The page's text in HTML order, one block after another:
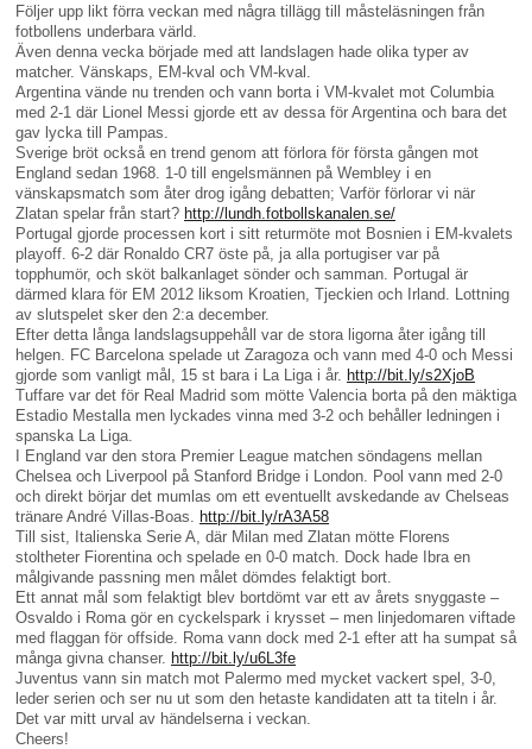
Följer upp likt förra veckan med några tillägg till måsteläsningen från
fotbollens underbara värld.
Även denna vecka började med att landslagen hade olika typer av
matcher. Vänskaps, EM-kval och VM-kval.
Argentina vände nu trenden och vann borta i VM-kvalet mot Columbia
med 2-1 där Lionel Messi gjorde ett av dessa för Argentina och bara det
gav lycka till Pampas.
Sverige bröt också en trend genom att förlora för första gången mot
England sedan 1968. 1-0 till engelsmännen på Wembley i en
vänskapsmatch som åter drog igång debatten; Varför förlorar vi när
Zlatan spelar från start? http://lundh.fotbollskanalen.se/
Portugal gjorde processen kort i sitt returmöte mot Bosnien i EM-kvalets
playoff. 6-2 där Ronaldo CR7 öste på, ja alla portugiser var på
topphumör, och sköt balkanlaget sönder och samman. Portugal är
därmed klara för EM 2012 liksom Kroatien, Tjeckien och Irland. Lottning
av slutspelet sker den 2:a december.
Efter detta långa landslagsuppehåll var de stora ligorna åter igång till
helgen. FC Barcelona spelade ut Zaragoza och vann med 4-0 och Messi
gjorde som vanligt mål, 15 st bara i La Liga i år. http://bit.ly/s2XjoB
Tuffare var det för Real Madrid som mötte Valencia borta på den mäktiga
Estadio Mestalla men lyckades vinna med 3-2 och behåller ledningen i
spanska La Liga.
I England var den stora Premier League matchen söndagens mellan
Chelsea och Liverpool på Stanford Bridge i London. Pool vann med 2-0
och direkt börjar det mumlas om ett eventuellt avskedande av Chelseas
tränare André Villas-Boas. http://bit.ly/rA3A58
Till sist, Italienska Serie A, där Milan med Zlatan mötte Florens
stoltheter Fiorentina och spelade en 0-0 match. Dock hade Ibra en
målgivande passning men målet dömdes felaktigt bort.
Ett annat mål som felaktigt blev bortdömt var ett av årets snyggaste –
Osvaldo i Roma gör en cyckelspark i krysset – men linjedomaren viftade
med flaggan för offside. Roma vann dock med 2-1 efter att ha sumpat så
många givna chanser. http://bit.ly/u6L3fe
Juventus vann sin match mot Palermo med mycket vackert spel, 3-0,
leder serien och ser nu ut som den hetaste kandidaten att ta titeln i år.
Det var mitt urval av händelserna i veckan.
Cheers!